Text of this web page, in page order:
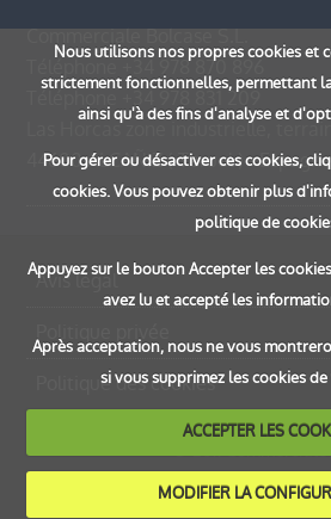
Commerciale Bolcase S.L.
Téléphone
+34 978 870 896
Téléphone
+34 978 831 209
Las Horcas zone industrielle, terrain
44600ALCAÑIZ(Teruel) -
Avis légal
Politique privée
Politique des cookies
© 2011 Commerciale
Tous droits réservés
Nous utilisons nos propres cookies et
strictement fonctionnelles, permettant
ainsi qu'à des fins d'analyse et
Pour gérer ou désactiver ces cookies,
cookies. Vous pouvez obtenir plus
politique de
Appuyez sur le bouton Accepter les
avez lu et accepté les
Après acceptation, nous ne vous
si vous supprimez les cookies
ACCEPTER LES
MODIFIER LA